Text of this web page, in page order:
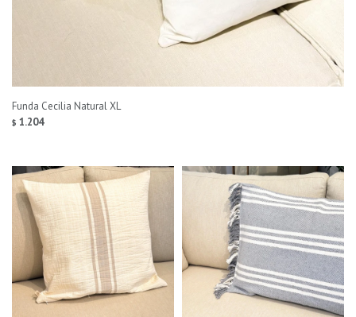
Funda Cecilia Natural XL
$ 1.204